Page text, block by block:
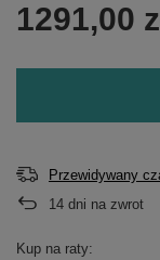
1291,00
Przewidywany
14 dni na zwrot
Kup na raty: